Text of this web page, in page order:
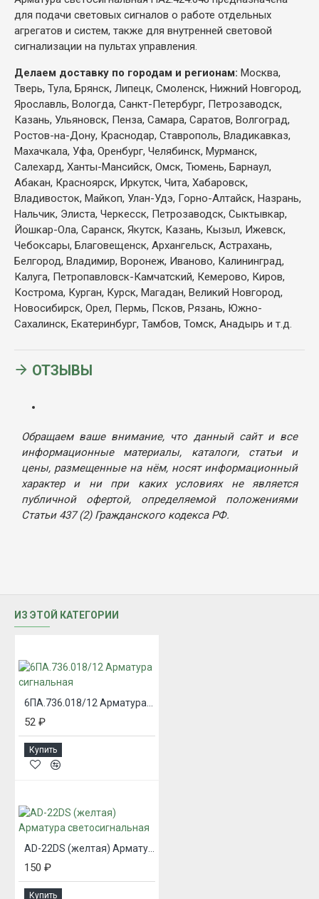
для подачи световых сигналов о работе отдельных
агрегатов и систем, также для внутренней световой
сигнализации на пультах управления.
Делаем доставку по городам и регионам: Москва,
Тверь, Тула, Брянск, Липецк, Смоленск, Нижний Новгород,
Ярославль, Вологда, Санкт-Петербург, Петрозаводск,
Казань, Ульяновск, Пенза, Самара, Саратов, Волгоград,
Ростов-на-Дону, Краснодар, Ставрополь, Владикавказ,
Махачкала, Уфа, Оренбург, Челябинск, Мурманск,
Салехард, Ханты-Мансийск, Омск, Тюмень, Барнаул,
Абакан, Красноярск, Иркутск, Чита, Хабаровск,
Владивосток, Майкоп, Улан-Удэ, Горно-Алтайск, Назрань,
Нальчик, Элиста, Черкесск, Петрозаводск, Сыктывкар,
Йошкар-Ола, Саранск, Якутск, Казань, Кызыл, Ижевск,
Чебоксары, Благовещенск, Архангельск, Астрахань,
Белгород, Владимир, Воронеж, Иваново, Калининград,
Калуга, Петропавловск-Камчатский, Кемерово, Киров,
Кострома, Курган, Курск, Магадан, Великий Новгород,
Новосибирск, Орел, Пермь, Псков, Рязань, Южно-
Сахалинск, Екатеринбург, Тамбов, Томск, Анадырь и т.д.
ОТЗЫВЫ
Обращаем ваше внимание, что данный сайт и все
информационные материалы, каталоги, статьи и
цены, размещенные на нём, носят информационный
характер и ни при каких условиях не является
публичной офертой, определяемой положениями
Статьи 437 (2) Гражданского кодекса РФ.
ИЗ ЭТОЙ КАТЕГОРИИ
52 ₽
Купить
AD-22DS (желтая) Арматура светосигнальная
150 ₽
Купить